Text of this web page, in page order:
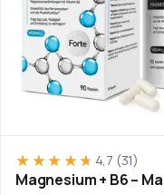
★★★★★
★★★★★ 4,7 (31)
Magnesium + B6 –